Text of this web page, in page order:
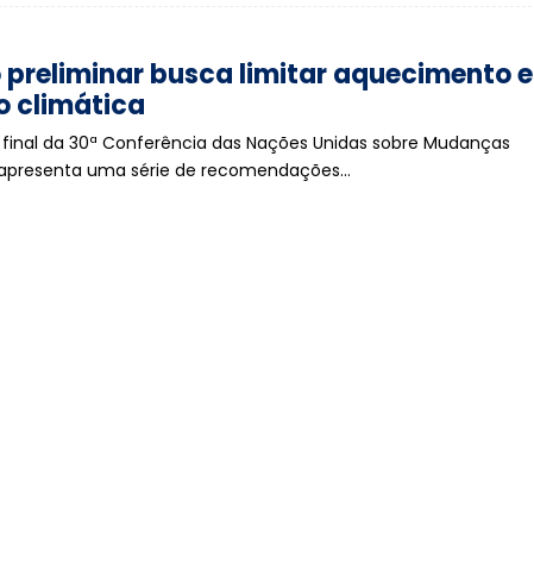
preliminar busca limitar aquecimento e
climática
da 30ª Conferência das Nações Unidas sobre Mudanças
uma série de recomendações…